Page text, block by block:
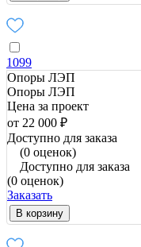
1099
Опоры ЛЭП
Опоры ЛЭП
Цена за проект
от 22 000 ₽
Доступно для заказа
(0 оценок)
Доступно для заказа
(0 оценок)
Заказать
В корзину